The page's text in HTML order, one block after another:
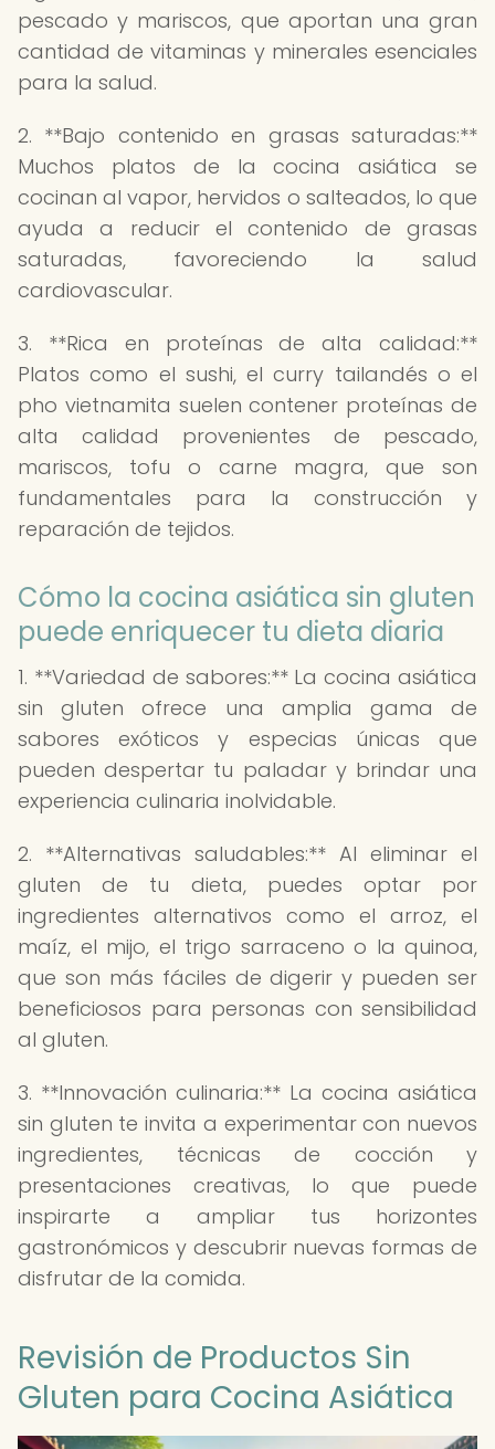
pescado y mariscos, que aportan una gran
cantidad de vitaminas y minerales esenciales
para la salud.
2. **Bajo contenido en grasas saturadas:**
Muchos platos de la cocina asiática se
cocinan al vapor, hervidos o salteados, lo que
ayuda a reducir el contenido de grasas
saturadas, favoreciendo la salud
cardiovascular.
3. **Rica en proteínas de alta calidad:**
Platos como el sushi, el curry tailandés o el
pho vietnamita suelen contener proteínas de
alta calidad provenientes de pescado,
mariscos, tofu o carne magra, que son
fundamentales para la construcción y
reparación de tejidos.
Cómo la cocina asiática sin gluten
puede enriquecer tu dieta diaria
1. **Variedad de sabores:** La cocina asiática
sin gluten ofrece una amplia gama de
sabores exóticos y especias únicas que
pueden despertar tu paladar y brindar una
experiencia culinaria inolvidable.
2. **Alternativas saludables:** Al eliminar el
gluten de tu dieta, puedes optar por
ingredientes alternativos como el arroz, el
maíz, el mijo, el trigo sarraceno o la quinoa,
que son más fáciles de digerir y pueden ser
beneficiosos para personas con sensibilidad
al gluten.
3. **Innovación culinaria:** La cocina asiática
sin gluten te invita a experimentar con nuevos
ingredientes, técnicas de cocción y
presentaciones creativas, lo que puede
inspirarte a ampliar tus horizontes
gastronómicos y descubrir nuevas formas de
disfrutar de la comida.
Revisión de Productos Sin
Gluten para Cocina Asiática